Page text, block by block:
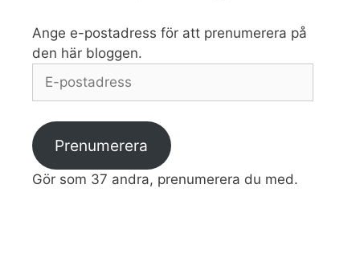
Ange e-postadress för att prenumerera på
den här bloggen.
postadress
Prenumerera
Gör som 37 andra, prenumerera du med.